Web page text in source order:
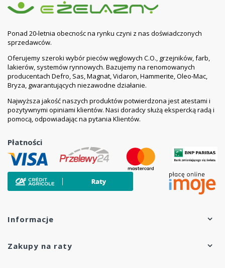
Ponad 20-letnia obecnośc na rynku czyni z nas doświadczonych
sprzedawców.
Oferujemy szeroki wybór pieców węglowych C.O., grzejników, farb,
lakierów, systemów rynnowych. Bazujemy na renomowanych
producentach Defro, Sas, Magnat, Vidaron, Hammerite, Oleo-Mac,
Bryza, gwarantujących niezawodne działanie.
Najwyższa jakość naszych produktów potwierdzona jest atestami i
pozytywnymi opiniami klientów. Nasi doradcy służą ekspercką radą i
pomocą, odpowiadając na pytania Klientów.
Płatności
Informacje
Zakupy na raty